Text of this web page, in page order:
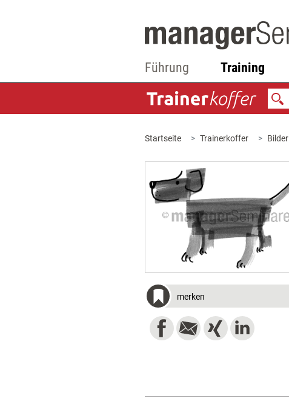
Führung Training
Startseite Trainerkoffer Bilder
merken